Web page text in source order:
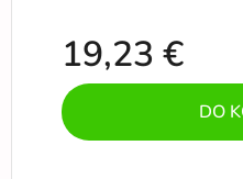
19,23 €
Jednotková cena:
DO